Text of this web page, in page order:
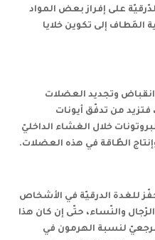
على إفراز بعض المواد
المَطاف إلى تكوين خلايا
انقباض وتجديد العضلات
فتزيد من تدفّق أيونات
خلال الغشاء الداخليّ
الطّاقة في هذه العضلات.
للغدة الدرقيّة في الأشخاص
والنّساء، حتّى إن كان هذا
لنسبة الهرمون في